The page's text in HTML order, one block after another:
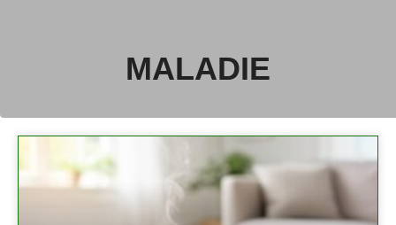
MALADIE